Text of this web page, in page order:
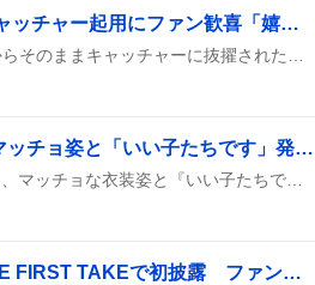
楽天イーグルス・郡司裕也、久々のキャッチャー起用にファン歓喜「嬉しい！！」
楽天イーグルスの試合で、郡司裕也が代打からそのままキャッチャーに抜擢されたんだって！久々のキャッチャー姿にファンが大興奮してるみたいで、みんな「嬉しい！！」や「やばい😭」ってリアクション。思わぬポジションチェンジが話題になっている。
西川貴教、MステでHOT LIMIT披露 マッチョ姿と「いい子たちです」発言が話題に
西川貴教がMステで『HOT LIMIT』を披露し、マッチョな衣装姿と『いい子たちです』のコメントが話題になっている。ファンは筋肉とパフォーマンスに大興奮し、笑いと称賛の声がSNSにあふれ、次回の放送も期待している様子がうかがえる。
SUPER EIGHT、無責任ヒーローがTHE FIRST TAKEで初披露 ファンは「楽しくて盛り上がった」